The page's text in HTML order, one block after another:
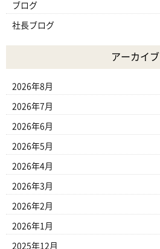
ブログ
社長ブログ
アーカイブ
2026年8月
2026年7月
2026年6月
2026年5月
2026年4月
2026年3月
2026年2月
2026年1月
2025年12月